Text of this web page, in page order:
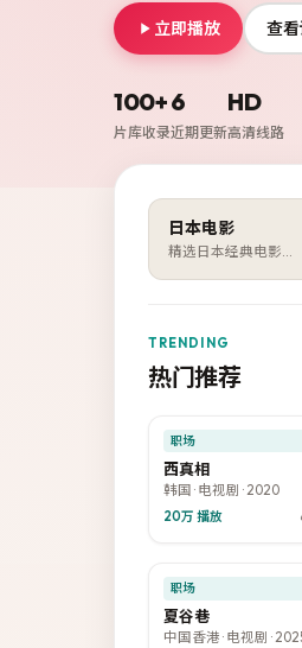
立即播放 查
100+
片库收录
6
近期更新
HD
高清线路
日本电影
精选日本经典电影作品
TRENDING
热门推荐
热门
职场
西真相
韩国 · 电视剧 · 2020
20万 播放
热门
职场
夏谷巷
中国香港 · 电视剧 ·